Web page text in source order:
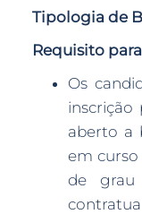
Tipologia de
Requisito
Os
inscrição
aberto a
em
de grau